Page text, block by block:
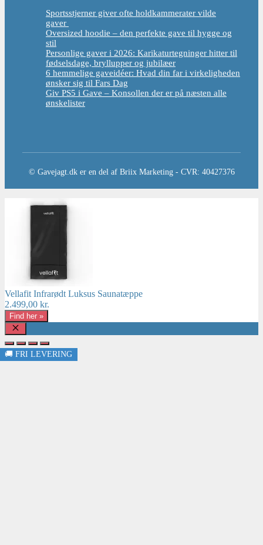
🚚 FRI LEVERING
Sportsstjerner giver ofte holdkammerater vilde
gaver
Oversized hoodie – den perfekte gave til hygge og
stil
Personlige gaver i 2026: Karikaturtegninger hitter til
fødselsdage, bryllupper og jubilæer
6 hemmelige gaveidéer: Hvad din far i virkeligheden
ønsker sig til Fars Dag
Giv PS5 i Gave – Konsollen der er på næsten alle
ønskelister
© Gavejagt.dk er en del af Briix Marketing - CVR: 40427376
Vellafit Infrarødt Luksus Saunatæppe
2.499,00 kr.
Find her »
Luk